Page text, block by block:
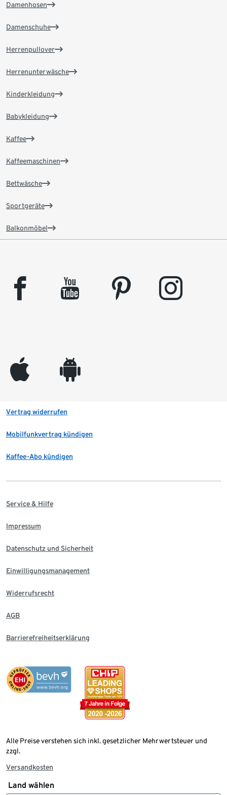
Damenhosen
Damenschuhe
Herrenpullover
Herrenunterwäsche
Kinderkleidung
Babykleidung
Kaffee
Kaffeemaschinen
Bettwäsche
Sportgeräte
Balkonmöbel
facebook youtube pinterest instagram
appleinc android
Vertrag widerrufen
Mobilfunkvertrag kündigen
Kaffee-Abo kündigen
Service & Hilfe
Impressum
Datenschutz und Sicherheit
Einwilligungsmanagement
Widerrufsrecht
AGB
Barrierefreiheitserklärung
Alle Preise verstehen sich inkl. gesetzlicher Mehrwertsteuer und
zzgl.
Versandkosten
Land wählen